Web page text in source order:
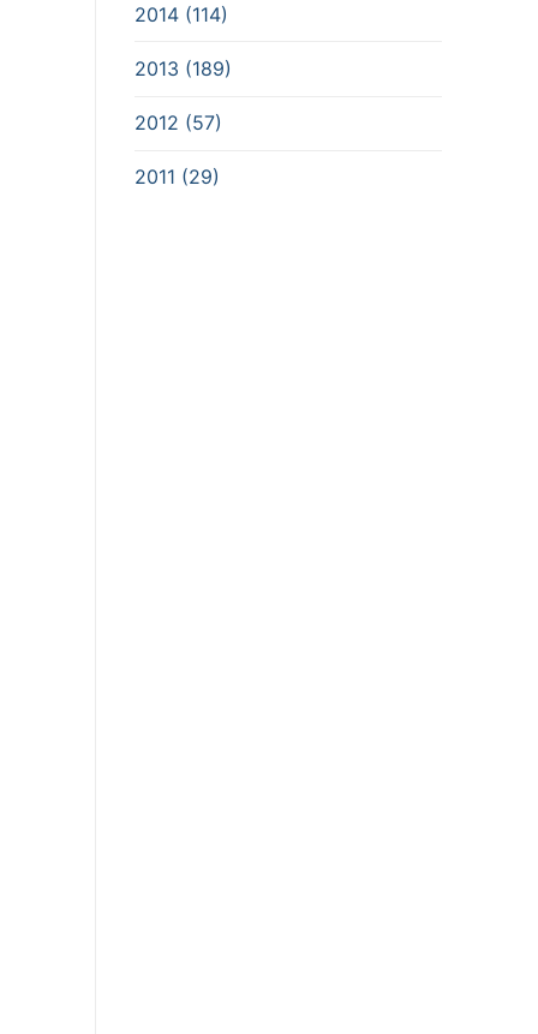
2014 (114)
2013 (189)
2012 (57)
2011 (29)